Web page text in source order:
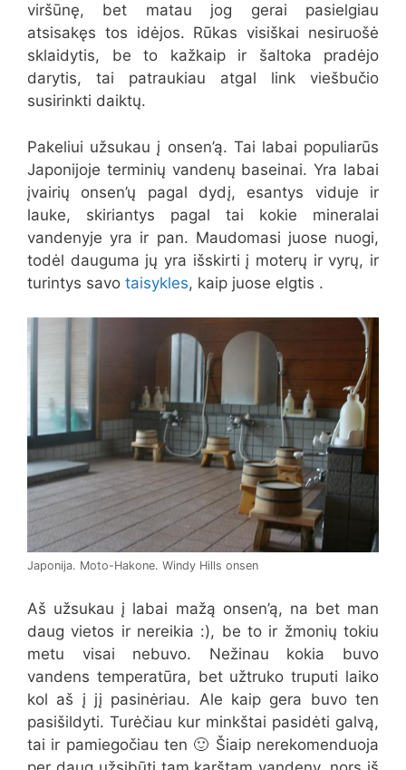
viršūnę, bet matau jog gerai pasielgiau
atsisakęs tos idėjos. Rūkas visiškai nesiruošė
sklaidytis, be to kažkaip ir šaltoka pradėjo
darytis, tai patraukiau atgal link viešbučio
susirinkti daiktų.
Pakeliui užsukau į onsen’ą. Tai labai populiarūs
Japonijoje terminių vandenų baseinai. Yra labai
įvairių onsen’ų pagal dydį, esantys viduje ir
lauke, skiriantys pagal tai kokie mineralai
vandenyje yra ir pan. Maudomasi juose nuogi,
todėl dauguma jų yra išskirti į moterų ir vyrų, ir
turintys savo taisykles, kaip juose elgtis .
Japonija. Moto-Hakone. Windy Hills onsen
Aš užsukau į labai mažą onsen’ą, na bet man
daug vietos ir nereikia :), be to ir žmonių tokiu
metu visai nebuvo. Nežinau kokia buvo
vandens temperatūra, bet užtruko truputi laiko
kol aš į jį pasinėriau. Ale kaip gera buvo ten
pasišildyti. Turėčiau kur minkštai pasidėti galvą,
tai ir pamiegočiau ten 🙂 Šiaip nerekomenduoja